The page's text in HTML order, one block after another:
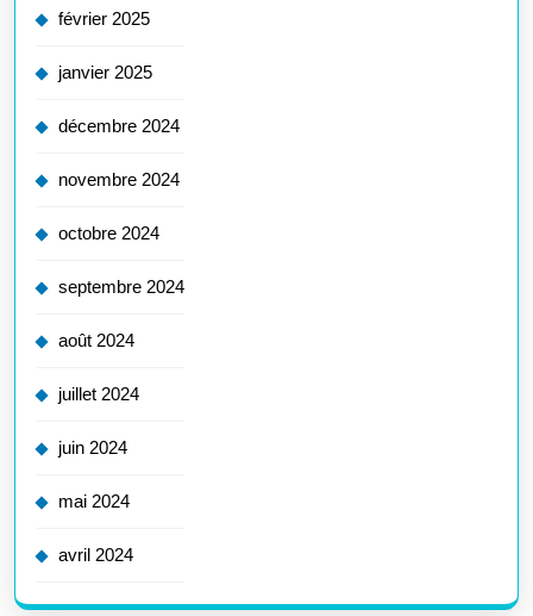
février 2025
janvier 2025
décembre 2024
novembre 2024
octobre 2024
septembre 2024
août 2024
juillet 2024
juin 2024
mai 2024
avril 2024